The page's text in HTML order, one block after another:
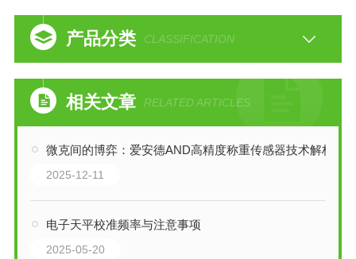
产品分类 CLASSIFICATION
相关文章 RELATED ARTICLES
微克间的博弈：爱安德AND高精度称重传感器技术解析
2025-12-11
电子天平校准频率与注意事项
2025-05-20